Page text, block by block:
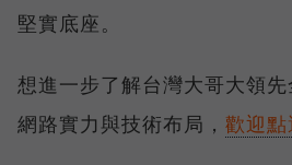
堅實底座。
想進一步了解台灣大哥大領
網路實力與技術布局， 歡迎點